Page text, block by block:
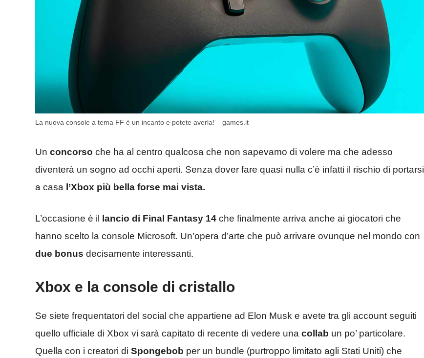
La nuova console a tema FF è un incanto e potete averla! – games.it
Un concorso che ha al centro qualcosa che non sapevamo di volere ma che adesso
diventerà un sogno ad occhi aperti. Senza dover fare quasi nulla c’è infatti il rischio di portarsi
a casa l’Xbox più bella forse mai vista.
L’occasione è il lancio di Final Fantasy 14 che finalmente arriva anche ai giocatori che
hanno scelto la console Microsoft. Un’opera d’arte che può arrivare ovunque nel mondo con
due bonus decisamente interessanti.
Xbox e la console di cristallo
Se siete frequentatori del social che appartiene ad Elon Musk e avete tra gli account seguiti
quello ufficiale di Xbox vi sarà capitato di recente di vedere una collab un po’ particolare.
Quella con i creatori di Spongebob per un bundle (purtroppo limitato agli Stati Uniti) che